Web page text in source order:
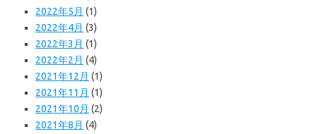
2022年5月 (1)
2022年4月 (3)
2022年3月 (1)
2022年2月 (4)
2021年12月 (1)
2021年11月 (1)
2021年10月 (2)
2021年8月 (4)